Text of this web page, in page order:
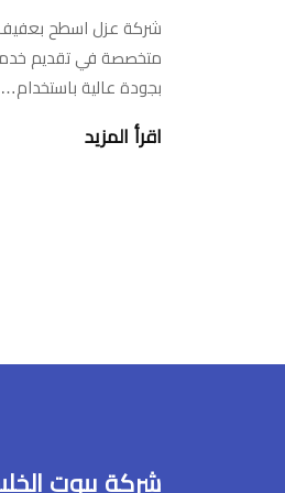
شركة عزل اسطح بعفيف
متخصصة في تقديم
بجودة عالية باستخدام…
اقرأ المزيد
شركة بيوت